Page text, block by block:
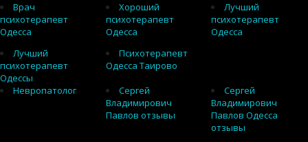
Врач
психотерапевт
Одесса
Хороший
психотерапевт
Одесса
Лучший
психотерапевт
Одесса
Лучший
психотерапевт
Одессы
Психотерапевт
Одесса Таирово
Невропатолог
Сергей
Владимирович
Павлов отзывы
Сергей
Владимирович
Павлов Одесса
отзывы